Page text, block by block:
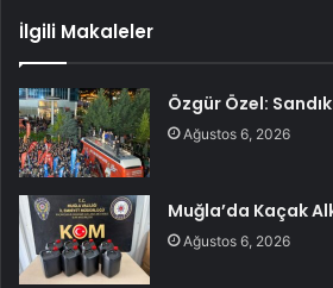
İlgili Makaleler
Özgür Özel:
Ağustos 6, 2026
Muğla’da Kaçak
Ağustos 6, 2026